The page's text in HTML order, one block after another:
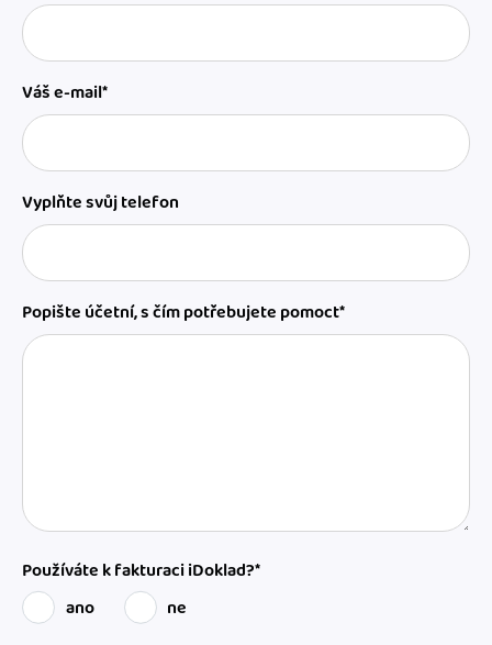
Váš e-mail*
Vyplňte svůj telefon
Popište účetní, s čím potřebujete pomoct*
Používáte k fakturaci iDoklad?*
ano
ne